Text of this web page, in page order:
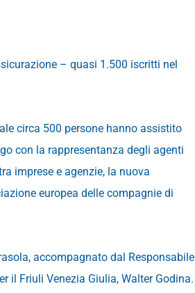
– quasi 1.500 iscritti nel
circa 500 persone hanno assistito
con la rappresentanza degli agenti
imprese e agenzie, la nuova
europea delle compagnie di
accompagnato dal Responsabile
il Friuli Venezia Giulia, Walter Godina.